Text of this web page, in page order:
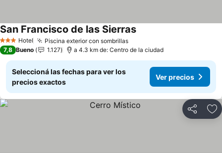
3 Estrellas
Hotel Piscina exterior con sombrillas
San Francisco de las Sierras
7,8 Bueno 1.127 a 4.3 km de: Centro de la ciudad
Seleccioná las fechas para ver los
precios exactos
Ver precios
Compartir